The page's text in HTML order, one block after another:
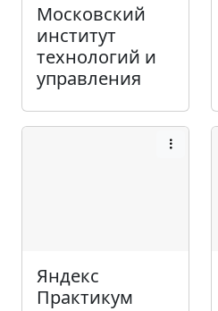
Московский
институт
технологий и
управления
Яндекс
Практикум